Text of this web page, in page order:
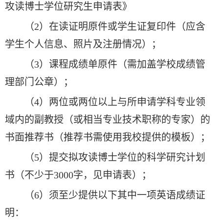
攻读博士学位研究生申请表》
（2）在读证明原件或学生证复印件（应含
学生个人信息、照片及注册情况）；
（3）课程成绩单原件（需加盖学校成绩管
理部门公章）；
（4）两位或两位以上与所申请学科专业领
域内的副教授（或相当专业技术职称的专家）的
书面推荐书（推荐书需使用我校提供的模板）；
（5）提交拟攻读博士学位的科学研究计划
书（不少于3000字，见申请表）；
（6）须至少提供以下其中一项英语成绩证
明：